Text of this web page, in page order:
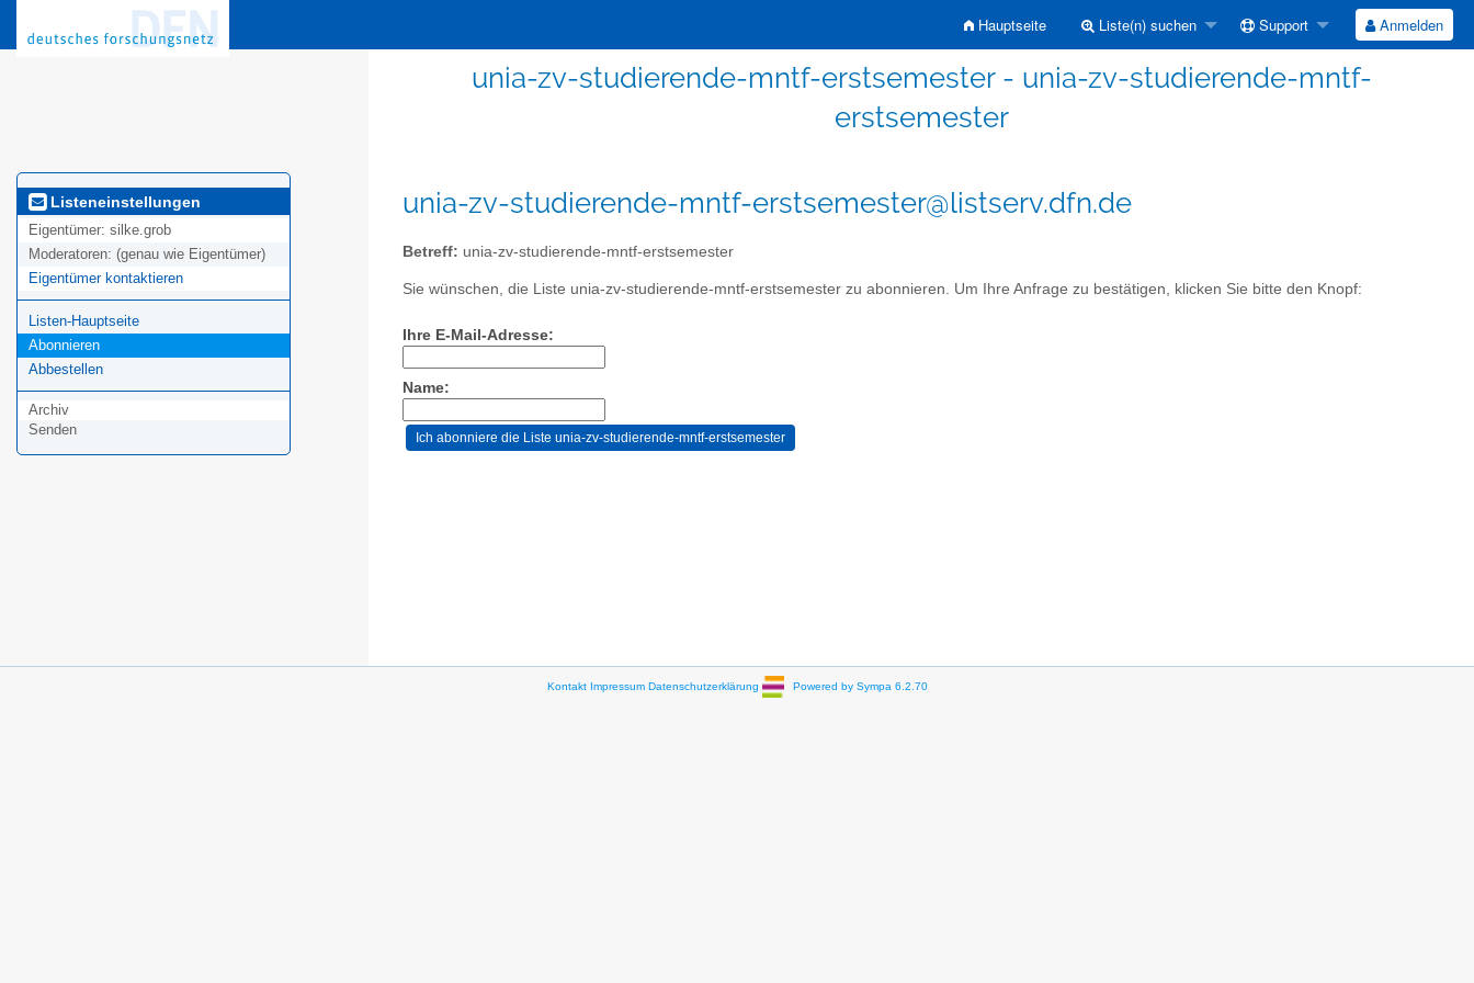
Hauptseite Liste(n) suchen Support Anmelden
unia-zv-studierende-mntf-erstsemester - unia-zv-studierende-mntf-
erstsemester
Listeneinstellungen
Eigentümer: silke.grob
Moderatoren: (genau wie Eigentümer)
Eigentümer kontaktieren
Listen-Hauptseite
Abonnieren
Abbestellen
Archiv
Senden
unia-zv-studierende-mntf-erstsemester@listserv.dfn.de
Betreff: unia-zv-studierende-mntf-erstsemester
Sie wünschen, die Liste unia-zv-studierende-mntf-erstsemester zu abonnieren. Um Ihre Anfrage zu bestätigen, klicken Sie bitte den Knopf:
Ihre E-Mail-Adresse:
Name:
Kontakt Impressum Datenschutzerklärung Powered by Sympa 6.2.70